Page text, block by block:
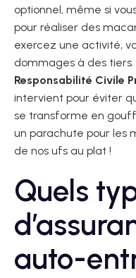
optionnel, même si
pour réaliser des
exercez une activité,
dommages à des tiers.
Responsabilité Civile
intervient pour éviter
se transforme en
un parachute pour les
de nos ufs au plat !
Quels
auto-